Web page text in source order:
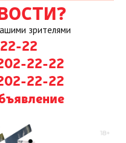
зрителями
22
22-22
22-22